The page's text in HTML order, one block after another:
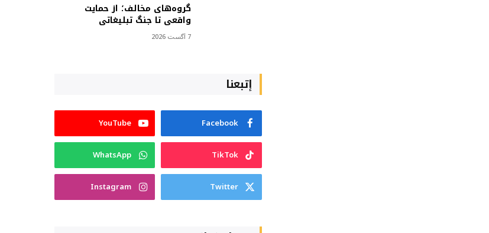
گروه‌های مخالف؛ از حمایت
واقعی تا جنگ تبلیغاتی
7 آگست 2026
إتبعنا
Facebook
YouTube
TikTok
WhatsApp
Twitter
Instagram